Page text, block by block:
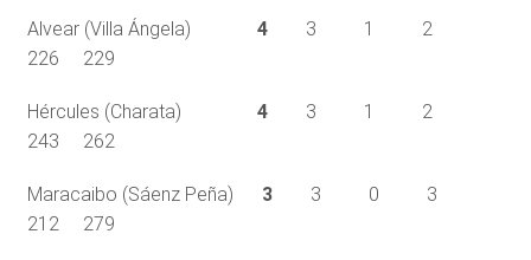
Alvear (Villa Ángela) 43 1 2
226 229
Hércules (Charata) 43 1 2
243 262
Maracaibo (Sáenz Peña) 33 0 3
212 279